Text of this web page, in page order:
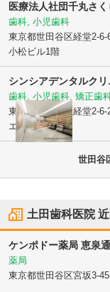
医療法人社団千丸さく
歯科, 小児歯科
東京都世田谷区経堂2-6-
小松ビル1階
シンシアデンタルク
歯科, 小児歯科, 矯正歯
東京都世田谷区経堂2-6-
エルニウ2 1階
世田谷
土田歯科医院近
ケンポドー薬局 恵泉
薬局
東京都世田谷区宮坂3-